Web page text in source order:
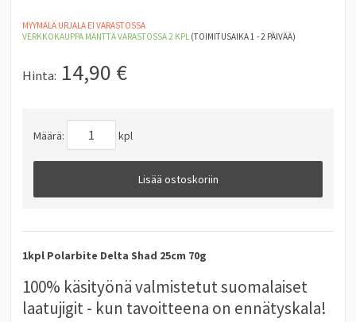
MYYMÄLÄ URJALA EI VARASTOSSA
VERKKOKAUPPA MÄNTTÄVARASTOSSA 2 KPL(TOIMITUSAIKA 1 - 2 PÄIVÄÄ)
Hinta: 14,90 €
Määrä: kpl
Lisää ostoskoriin
1kpl Polarbite Delta Shad 25cm 70g
100% käsityönä valmistetut suomalaiset
laatujigit - kun tavoitteena on ennätyskala!